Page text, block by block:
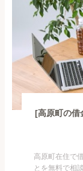
[高原町の借
高原町在住で
とを無料で相